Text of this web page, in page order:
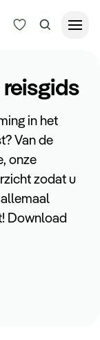
in het
Van de
onze
zodat u
Download